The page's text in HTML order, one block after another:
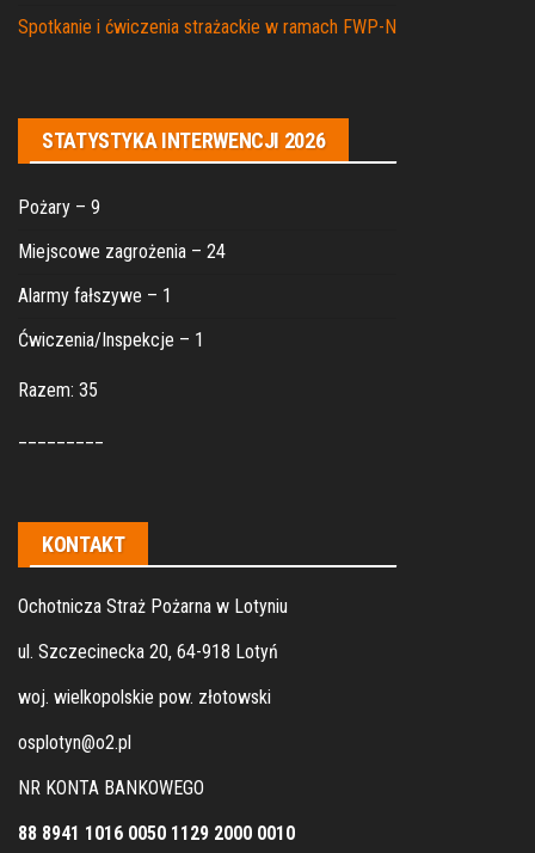
Spotkanie i ćwiczenia strażackie w ramach FWP-N
STATYSTYKA INTERWENCJI 2026
Pożary – 9
Miejscowe zagrożenia – 24
Alarmy fałszywe – 1
Ćwiczenia/Inspekcje – 1
Razem: 35
KONTAKT
Ochotnicza Straż Pożarna w Lotyniu
ul. Szczecinecka 20, 64-918 Lotyń
woj. wielkopolskie pow. złotowski
osplotyn@o2.pl
NR KONTA BANKOWEGO
88 8941 1016 0050 1129 2000 0010